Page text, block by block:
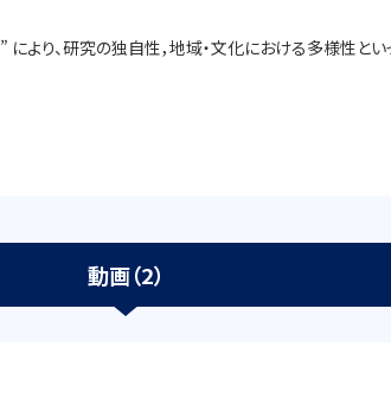
研究の独自性，地域・文化における多様性とい
動画（2）